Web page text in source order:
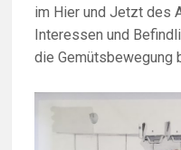
im Hier und Jetzt des
Interessen und
die Gemütsbewegung